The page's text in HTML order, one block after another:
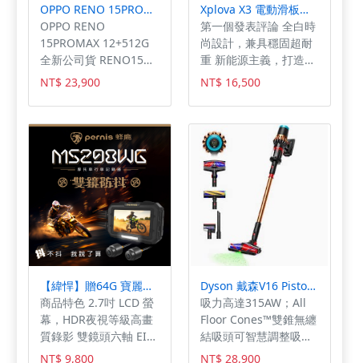
#安全帽 #RADICAL
#SNELL #彩繪 #公司貨
#原創彩繪 ※圖片僅
供參考且螢幕顯示色差
會略有不同，請依實物
-------------------------
用的S33智慧儀錶，安
裝可無損取代原廠儀
錶，透過Apple
CarPlay或Android
Auto連線投屏，將手機
功能與資訊傳達到儀錶
指引，還可切換半地圖
或全地圖模式以便查
閱，可避免手機放置於
車上有震損的風險。 搭
配有GX-3藍牙測速器功
能，經由Global Eagle
自家研發的SPS道路安
全警示系統，針對固定
式測速、移動式出沒、
區間測速、速限變換及
科技執法取締細項等，
可利用燈號或藍牙裝置
來提醒駕駛，提升行車
安全的同時也能節省罰
OPPO RENO 15PROMAX 12+512G 全新公司貨 RENO15 PRO MAX
OPPO RENO
15PROMAX 12+512G
全新公司貨 RENO15
PRO MAX
NT$ 23,900
Xplova X3 電動滑板車【迪特軍】
第一個發表評論 全白時
尚設計，兼具穩固超耐
重 新能源主義，打造極
致性能 防範顛簸路況，
輕鬆爬坡過彎 三檔速度
模式，簡易輕鬆切換 高
質感儀錶板，智能控制
專屬模式 強勁驅動力，
提升長途騎行舒適感 全
方位照明，夜騎時明亮
護航* 3秒迅速折疊，攜
帶收納皆輕便
NT$ 16,500
【緯悍】贈64G 寶麗萊 MS298WG 鉑尼斯蜂鷹 防抖鷹 台中實體門市
商品特色 2.7吋 LCD 螢
幕，HDR夜視等級高畫
質錄影 雙鏡頭六軸 EIS
防抖，畫面穩定性再提
NT$ 9,800
Dyson 戴森V16 Piston Animal SV53-A 強勁雙錐吸塵器 寵物家庭
吸力高達315AW；All
Floor Cones™雙錐無纏
結吸頭可智慧調整吸
力，90度精準投射探測
NT$ 28,900